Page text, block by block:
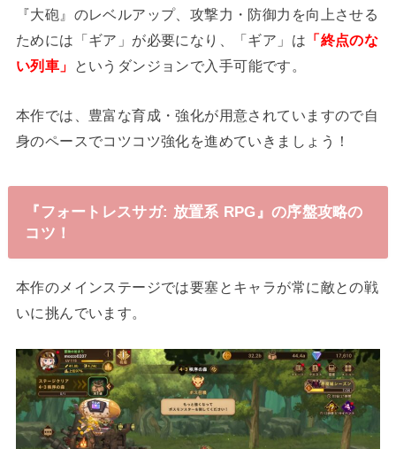
『大砲』のレベルアップ、攻撃力・防御力を向上させる
ためには「ギア」が必要になり、「ギア」は 「終点のな
い列車」
というダンジョンで入手可能です。
本作では、豊富な育成・強化が用意されていますので自
身のペースでコツコツ強化を進めていきましょう！
『フォートレスサガ: 放置系 RPG』の序盤攻略の
コツ！
本作のメインステージでは要塞とキャラが常に敵との戦
いに挑んでいます。